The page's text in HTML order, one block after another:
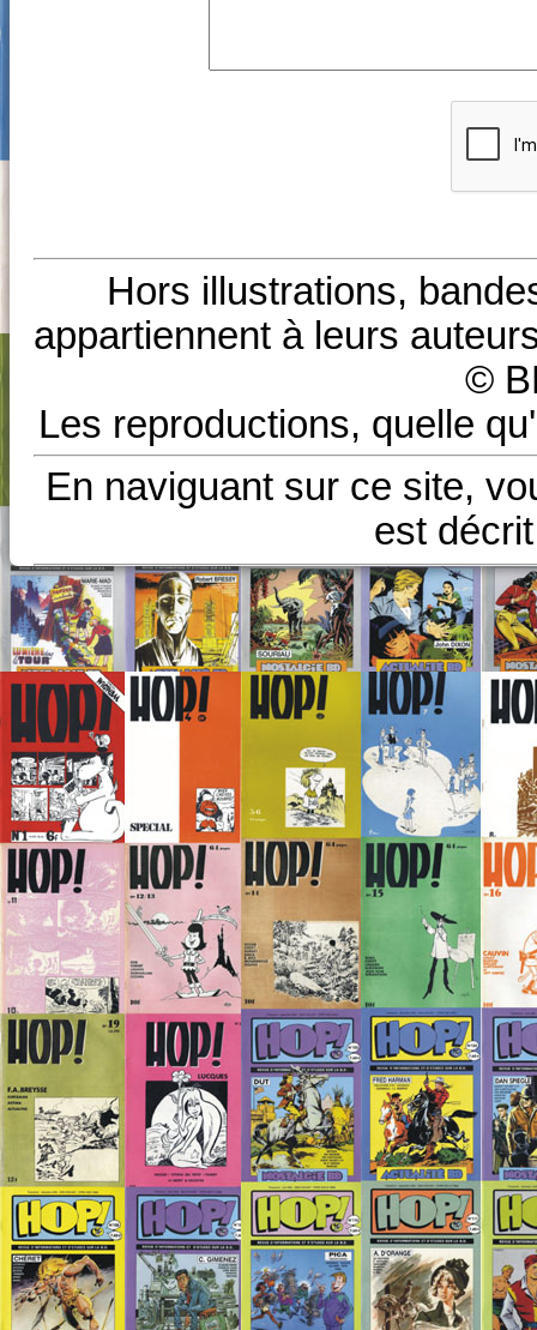
Hors illustrations,
appartiennent à leurs
©
Les reproductions, quelle
En naviguant sur ce site,
est